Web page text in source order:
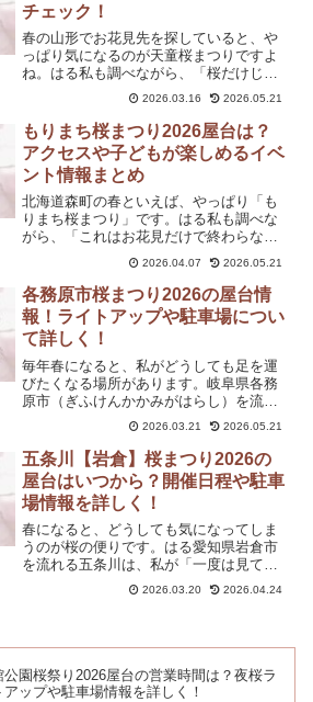
チェック！
春の山形でお花見先を探していると、や
っぱり気になるのが天童桜まつりですよ
ね。はる私も調べながら、「桜だけじゃ
なく、屋台もかなり楽しめそう」と感じ
ました。天童桜まつり2026年は開催情報
がかなり出そろってきましたが、屋台の
出店者名や細かなメニ...
2026.03.16 2026.05.21
もりまち桜まつり2026屋台は？
アクセスや子どもが楽しめるイベ
ント情報まとめ
北海道森町の春といえば、やっぱり「も
りまち桜まつり」です。はる私も調べな
がら、「これはお花見だけで終わらない
お祭りだな」と感じました。桜の美しさ
はもちろんですが、屋台、歌謡ショー、
ふわふわランドまでそろっていて、家族
みんなで一日楽しみやすい...
2026.04.07 2026.05.21
各務原市桜まつり2026の屋台情
報！ライトアップや駐車場につい
て詳しく！
毎年春になると、私がどうしても足を運
びたくなる場所があります。岐阜県各務
原市（ぎふけんかかみがはらし）を流れ
る新境川沿い、通称「百十郎桜」のお花
見スポットです。両岸に約1,000本のソメ
イヨシノが咲き誇る光景は、一度見たら
忘れられません。日...
2026.03.21 2026.05.21
五条川【岩倉】桜まつり2026の
屋台はいつから？開催日程や駐車
場情報を詳しく！
春になると、どうしても気になってしま
うのが桜の便りです。はる愛知県岩倉市
を流れる五条川は、私が「一度は見てお
きたい！」と思い続けてきた桜名所のひ
とつ。今回は、岩倉桜まつり2026の開催
2026.03.20 2026.04.24
公園桜祭り2026屋台の営業時間は？夜桜ラ
アップや駐車場情報を詳しく！